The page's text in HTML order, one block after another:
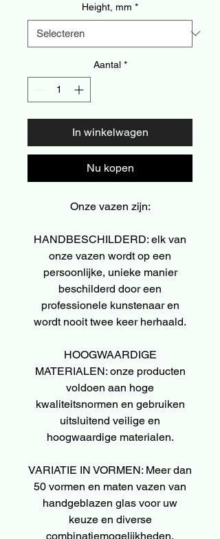
Height, mm *
Aantal *
In winkelwagen
Nu kopen
Onze vazen zijn:
HANDBESCHILDERD: elk van
onze vazen wordt op een
persoonlijke, unieke manier
beschilderd door een
professionele kunstenaar en
wordt nooit twee keer herhaald.
HOOGWAARDIGE
MATERIALEN: onze producten
voldoen aan hoge
kwaliteitsnormen en gebruiken
uitsluitend veilige en
hoogwaardige materialen.
VARIATIE IN VORMEN: Meer dan
50 vormen en maten vazen van
handgeblazen glas voor uw
keuze en diverse
combinatiemogelijkheden.